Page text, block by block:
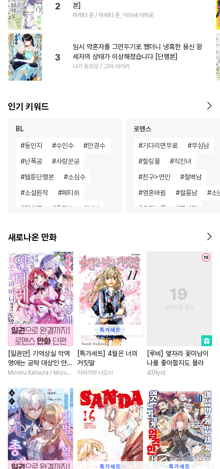
2
본]
하레타 준 / 하레타 준, 아라세 야히로
3
임시 약혼자를 그만두기로 했더니 냉혹한 용신 왕
세자의 상태가 이상해졌습니다 [단행본]
나기 토미오 / 고마 아카리
인기 키워드
BL
#동인지 #수인수 #안경수
#난폭공 #사랑꾼공
#웹툰단행본 #소심수
#소설원작 #페티쉬
#헌신공 #동정수 #부부
#츤데레수
#감자수 #초능력
#주종관계 #후회공
#재벌공 #능글수
#OO버스 #개그/코믹
#문란수 #연예계
#오메가버스 #현대물
#고수위 # 단정수
#쓰레기공 # 존댓말공
#후방주의 # 트라우마
#감금/강제 #일상 #첫사랑
#강수 #사제관계 #철벽수
#인외존재 # 3P #연하공
#벤츠공 #평범수 #무심수
로맨스
#기다리면무료 #무심남
#힐링물 #직진녀
#친구>연인 #철벽남
#영혼바뀜 #절륜남 #소
#오피스물 #짝사랑
#
#
#
드라마
#
#
#능력
까칠남 #애증관계
첫사랑 #짝사랑 #
# 로맨스 #후회남 #영상
#
능욕 #부부 #원나잇
#
계략남 #친구>연인
# 로맨스 #다정남
#개그/코믹 #나이차커플
새로나온 만화
[일권만] 기억상실 악역
영애는 공략 대상인 얀데
레 의붓 오라버니에게서
본]
Minoru Katsura / Mizune
[특가세트] 4월은 너의
거짓말
아라카와 나오시
[루비] 옆자리 꽃미남이
나를 좋아할지도 몰라
료(Ryo)